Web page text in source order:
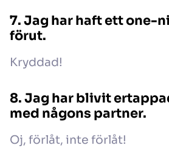
7. Jag har haft ett one-
förut.
Kryddad!
8. Jag har blivit
med någons partner.
Oj, förlåt, inte förlåt!